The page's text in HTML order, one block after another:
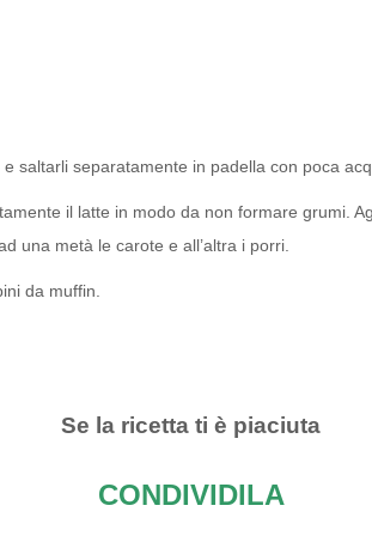
saltarli separatamente in padella con poca
il latte in modo da non formare grumi.
una metà le carote e all’altra i porri.
da muffin.
Se la ricetta ti è piaciuta
CONDIVIDILA